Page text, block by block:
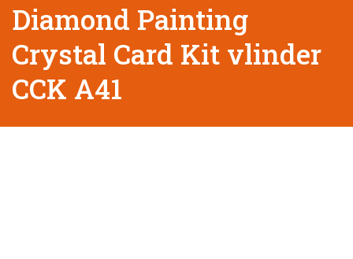
Diamond Painting
Crystal Card Kit vlinder
CCK A41